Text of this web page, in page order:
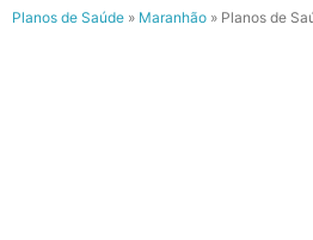
Planos de Saúde » Maranhão » Planos de